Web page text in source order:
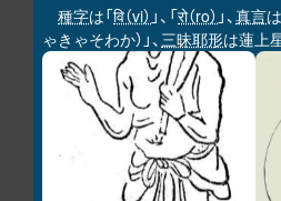
種字は「वि（vi） 」、「रो（ro） 」、真言
ゃきゃそわか）」、三昧耶形は蓮上